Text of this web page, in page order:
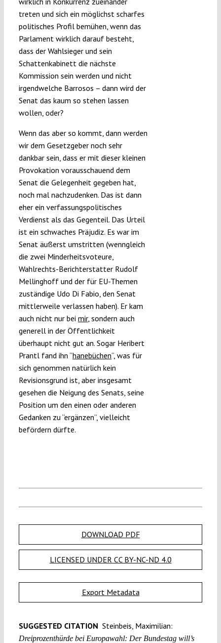
treten und sich ein möglichst scharfes
politisches Profil bemühen, wenn das
Parlament wirklich darauf besteht,
dass der Wahlsieger und sein
Schattenkabinett die nächste
Kommission sein werden und nicht
irgendwelche Barrosos – dann wird der
Senat das kaum so stehen lassen
wollen, oder?
Wenn das aber so kommt, dann werden
wir dem Gesetzgeber noch sehr
dankbar sein, dass er mit dieser kleinen
Provokation vorausschauend dem
Senat die Gelegenheit gegeben hat,
noch mal nachzudenken. Das ist dann
eher ein verfassungspolitisches
Verdienst als das Gegenteil. Das Urteil
ist ein schwaches Präjudiz. Es war im
Senat äußerst umstritten (wenngleich
die zwei Minderheitsvoteure,
Wahlrechts-Berichterstatter Rudolf
Mellinghoff und der für EU-Themen
zuständige Udo Di Fabio, den Senat
mittlerweile verlassen haben). Er kam
auch nicht nur bei mir, sondern auch
generell in der Öffentlichkeit
überhaupt nicht gut an. Sogar Heribert
Prantl fand ihn “hanebüchen“, was für
sich genommen natürlich kein
Revisionsgrund ist, aber insgesamt
gesehen die Neigung des Senats, seine
Position um den einen oder anderen
Gedanken zu “ergänzen”, vielleicht
befördern dürfte.
DOWNLOAD PDF
LICENSED UNDER CC BY-NC-ND 4.0
Export Metadata
SUGGESTED CITATION Steinbeis, Maximilian:
Dreiprozenthürde bei Europawahl: Der Bundestag will’s